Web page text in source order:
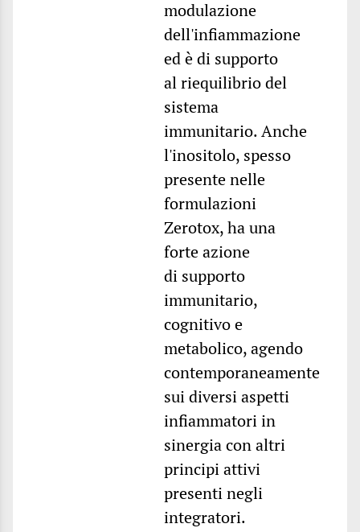
modulazione
dell'infiammazione
ed è di supporto
al riequilibrio del
sistema
immunitario. Anche
l'inositolo, spesso
presente nelle
formulazioni
Zerotox, ha una
forte azione
di supporto
immunitario,
cognitivo e
metabolico, agendo
contemporaneamente
sui diversi aspetti
infiammatori in
sinergia con altri
principi attivi
presenti negli
integratori.